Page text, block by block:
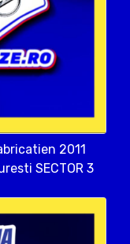
2011
SECTOR 3